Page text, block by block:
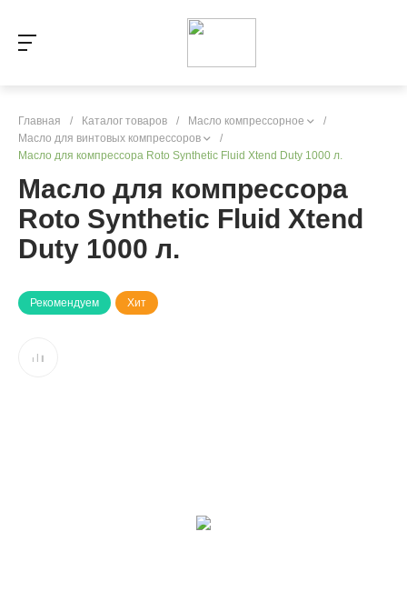
Главная / Каталог товаров / Масло компрессорное
/
Масло для винтовых компрессоров
/
Масло для компрессора Roto Synthetic Fluid Xtend Duty 1000 л.
Масло для компрессора
Roto Synthetic Fluid Xtend
Duty 1000 л.
Рекомендуем Хит